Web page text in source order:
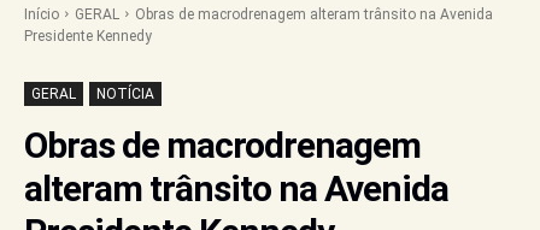
Início GERAL
Obras de macrodrenagem alteram trânsito na Avenida
Presidente Kennedy
GERAL NOTÍCIA
Obras de macrodrenagem
alteram trânsito na Avenida